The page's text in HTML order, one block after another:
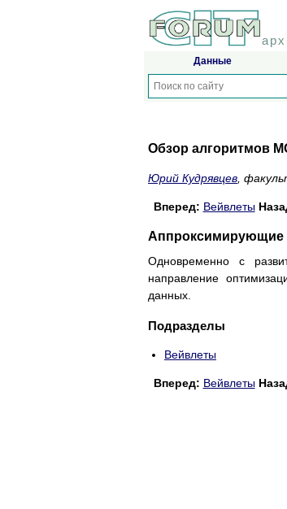
Данные
Обзор алгоритмов
Юрий Кудрявцев ,
Вперед: Вейвлеты
Аппроксимирующие
Одновременно с
направление
данных.
Подразделы
Вейвлеты
Вперед: Вейвлеты